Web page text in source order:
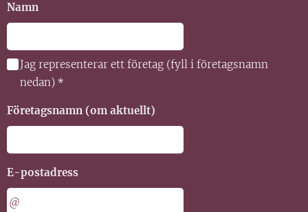
Namn
Jag representerar ett företag (fyll i företagsnamn
nedan)
Företagsnamn (om aktuellt)
E-postadress